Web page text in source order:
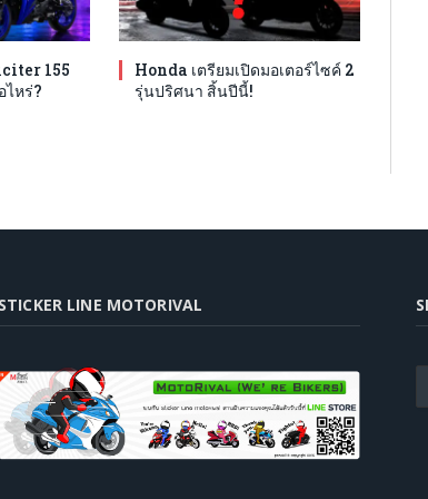
155
ไหร่?
Honda เตรียมเปิดมอเตอร์ไซค์ 2
รุ่นปริศนา สิ้นปีนี้!
STICKER LINE MOTORIVAL